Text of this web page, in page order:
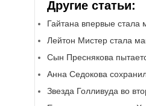
Другие статьи:
Гайтана впервые стала
Лейтон Мистер стала
Сын Преснякова
Анна Седокова
Звезда Голливуда во